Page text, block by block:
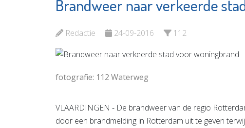
Brandweer naar verkeerde
Redactie 24-09-2016 112
fotografie: 112 Waterweg
VLAARDINGEN - De brandweer van de regio
door een brandmelding in Rotterdam uit te geven
Rotterdam The
Bekijk de pagina
Adri Stam